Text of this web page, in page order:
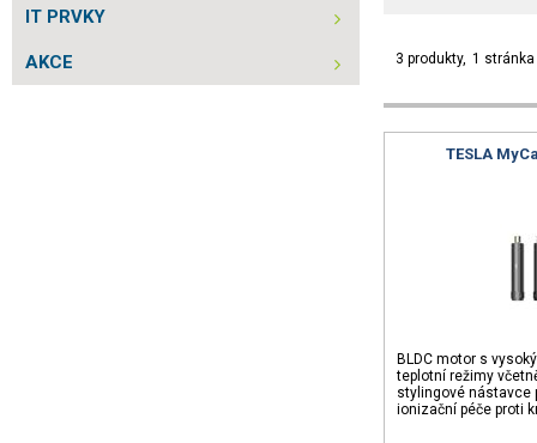
IT PRVKY
AKCE 3 produkty 1 stránka
TESLA
BLDC motor s
teplotní režimy
stylingové nástavce
ionizační péče proti